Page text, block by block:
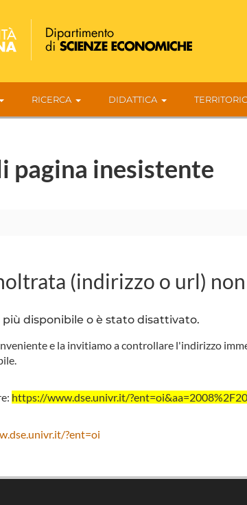
RICERCA DIDATTICA
pagina inesistente
(indirizzo o url)
più disponibile o è stato disattivato.
e la invitiamo a controllare l'indirizzo
https://www.dse.univr.it/
?ent=oi